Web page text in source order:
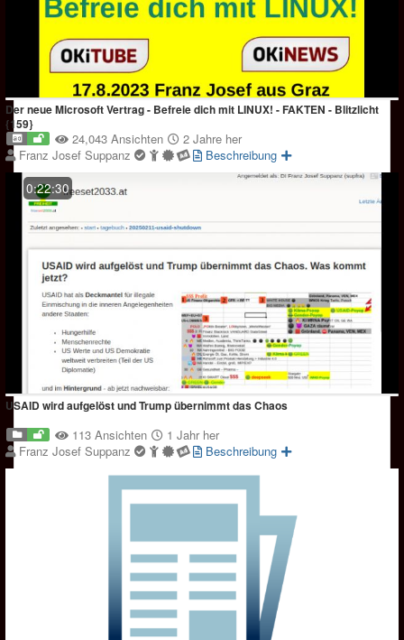
Der neue Microsoft Vertrag - Befreie dich mit LINUX! - FAKTEN - Blitzlicht
{159}
24,043 Ansichten
2 Jahre her
Franz Josef Suppanz
Beschreibung
0:22:30
USAID wird aufgelöst und Trump übernimmt das Chaos
113 Ansichten
1 Jahr her
Franz Josef Suppanz
Beschreibung